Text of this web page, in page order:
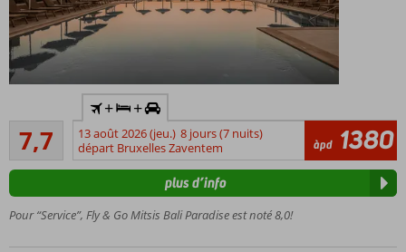
tout
nouveau
restaurant
italien
location
incluse
À
mètres
de la
7,7
61
commentaires
+ +
13 août 2026 (jeu.) 8 jours (7 nuits)
départ Bruxelles Zaventem
àpd 1380
Pour “Service”, Fly & Go Mitsis Bali Paradise est noté 8,0!
plus d’info